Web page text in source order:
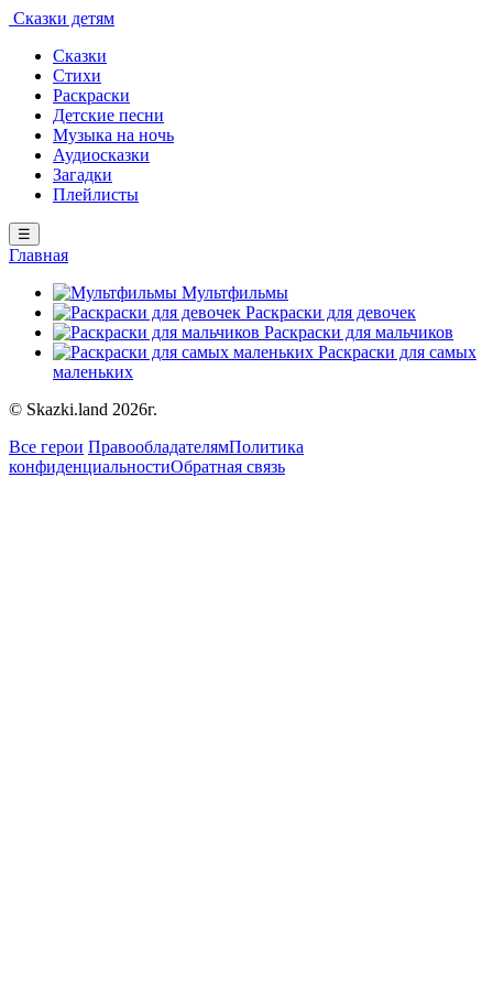
Сказки детям
Сказки
Стихи
Раскраски
Детские песни
Музыка на ночь
Аудиосказки
Загадки
Плейлисты
☰
Главная
Мультфильмы
Раскраски для девочек
Раскраски для мальчиков
Раскраски для самых
маленьких
© Skazki.land 2026г.
Все герои ПравообладателямПолитика
конфиденциальностиОбратная связь